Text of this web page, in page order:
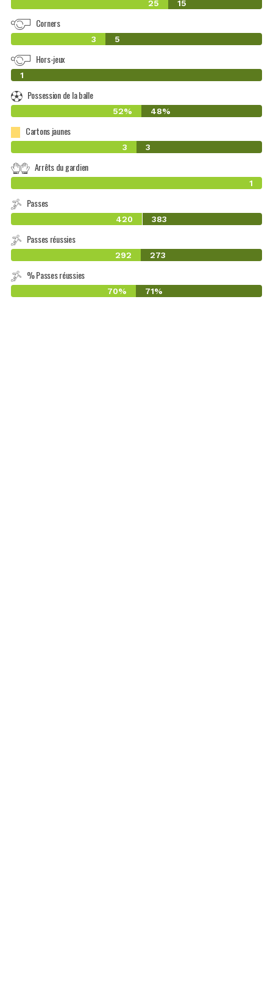
25 15
Corners
3 5
Hors-jeux
0
1
Possession de la balle
52% 48%
Cartons jaunes
3 3
Arrêts du gardien
1
Passes
420 383
Passes réussies
292 273
% Passes réussies
70% 71%